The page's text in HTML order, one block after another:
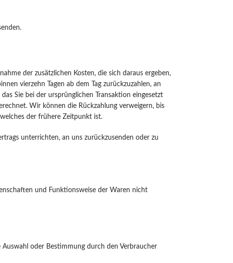
der zusätzlichen Kosten, die sich daraus ergeben,
vierzehn Tagen ab dem Tag zurückzuzahlen, an
Sie bei der ursprünglichen Transaktion eingesetzt
Wir können die Rückzahlung verweigern, bis
der frühere Zeitpunkt ist.
unterrichten, an uns zurückzusenden oder zu
und Funktionsweise der Waren nicht
oder Bestimmung durch den Verbraucher